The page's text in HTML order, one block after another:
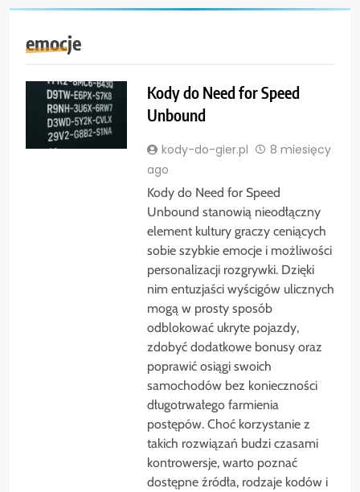
emocje
Kody do Need for Speed
Unbound
kody-do-gier.pl
8 miesięcy
ago
Kody do Need for Speed
Unbound stanowią nieodłączny
element kultury graczy ceniących
sobie szybkie emocje i możliwości
personalizacji rozgrywki. Dzięki
nim entuzjaści wyścigów ulicznych
mogą w prosty sposób
odblokować ukryte pojazdy,
zdobyć dodatkowe bonusy oraz
poprawić osiągi swoich
samochodów bez konieczności
długotrwałego farmienia
postępów. Choć korzystanie z
takich rozwiązań budzi czasami
kontrowersje, warto poznać
dostępne źródła, rodzaje kodów i